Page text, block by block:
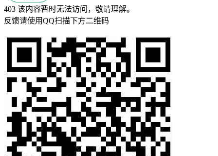
403 该内容暂时无法访问，敬请理解。
反馈请使用QQ扫描下方二维码